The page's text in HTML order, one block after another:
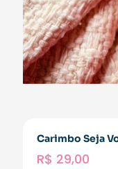
Carimbo Seja
R$ 29,00